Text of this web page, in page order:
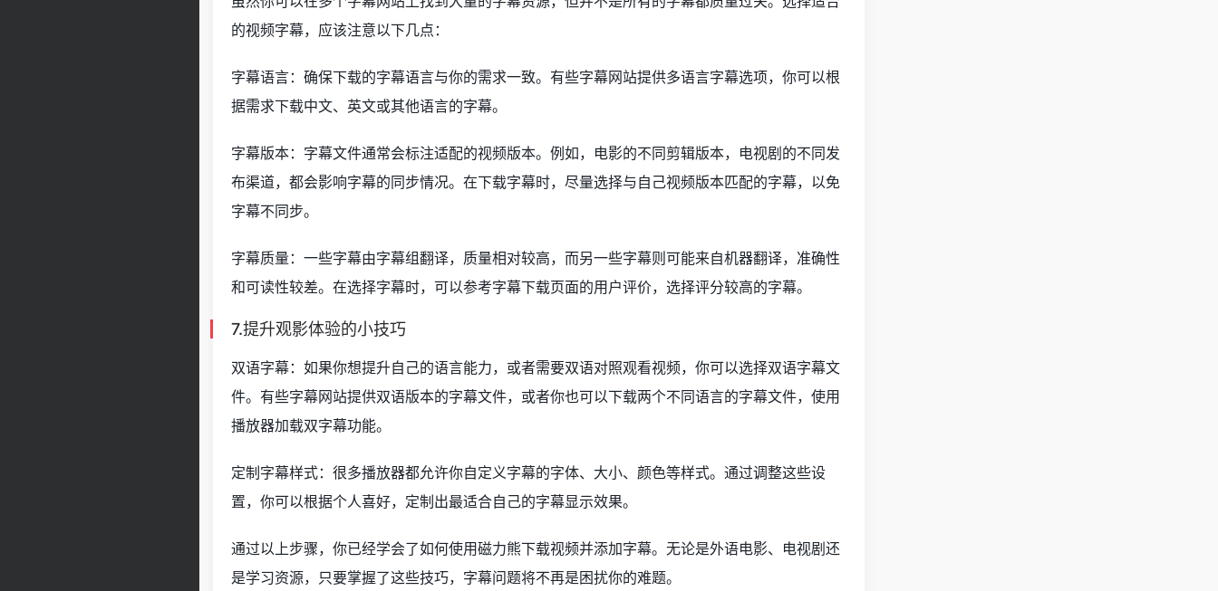
的视频字幕，应该注意以下几点：
字幕语言：确保下载的字幕语言与你的需求一致。有些字幕网站提供多语言字幕选项，你可以根
据需求下载中文、英文或其他语言的字幕。
字幕版本：字幕文件通常会标注适配的视频版本。例如，电影的不同剪辑版本，电视剧的不同发
布渠道，都会影响字幕的同步情况。在下载字幕时，尽量选择与自己视频版本匹配的字幕，以免
字幕不同步。
字幕质量：一些字幕由字幕组翻译，质量相对较高，而另一些字幕则可能来自机器翻译，准确性
和可读性较差。在选择字幕时，可以参考字幕下载页面的用户评价，选择评分较高的字幕。
7.提升观影体验的小技巧
双语字幕：如果你想提升自己的语言能力，或者需要双语对照观看视频，你可以选择双语字幕文
件。有些字幕网站提供双语版本的字幕文件，或者你也可以下载两个不同语言的字幕文件，使用
播放器加载双字幕功能。
定制字幕样式：很多播放器都允许你自定义字幕的字体、大小、颜色等样式。通过调整这些设
置，你可以根据个人喜好，定制出最适合自己的字幕显示效果。
通过以上步骤，你已经学会了如何使用磁力熊下载视频并添加字幕。无论是外语电影、电视剧还
是学习资源，只要掌握了这些技巧，字幕问题将不再是困扰你的难题。